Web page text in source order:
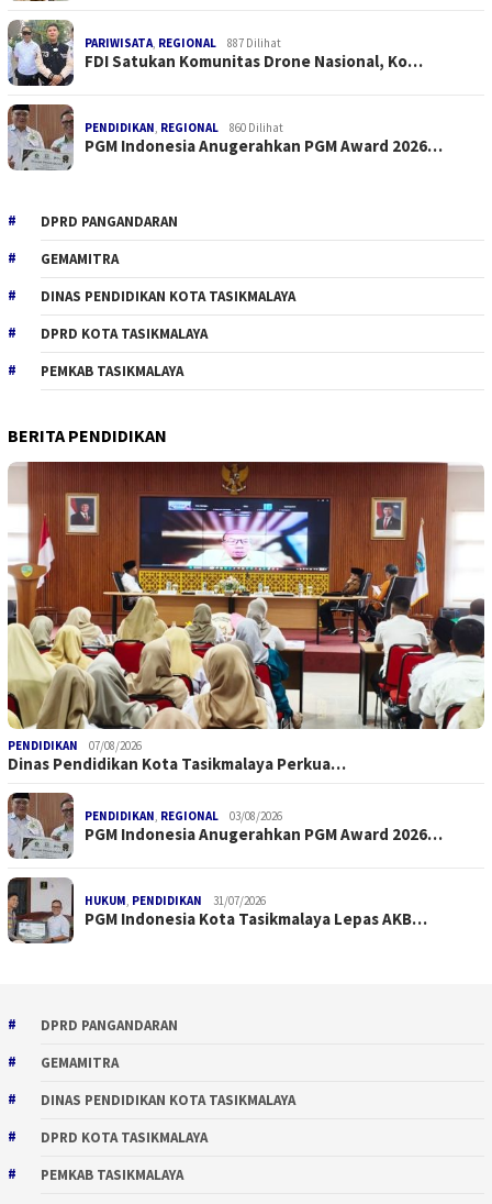
PARIWISATA, REGIONAL 887 Dilihat
FDI Satukan Komunitas Drone Nasional, Ko…
PENDIDIKAN, REGIONAL 860 Dilihat
PGM Indonesia Anugerahkan PGM Award 2026…
DPRD PANGANDARAN
GEMAMITRA
DINAS PENDIDIKAN KOTA TASIKMALAYA
DPRD KOTA TASIKMALAYA
PEMKAB TASIKMALAYA
BERITA PENDIDIKAN
PENDIDIKAN 07/08/2026
Dinas Pendidikan Kota Tasikmalaya Perkua…
PENDIDIKAN, REGIONAL 03/08/2026
PGM Indonesia Anugerahkan PGM Award 2026…
HUKUM, PENDIDIKAN 31/07/2026
PGM Indonesia Kota Tasikmalaya Lepas AKB…
DPRD PANGANDARAN
GEMAMITRA
DINAS PENDIDIKAN KOTA TASIKMALAYA
DPRD KOTA TASIKMALAYA
PEMKAB TASIKMALAYA